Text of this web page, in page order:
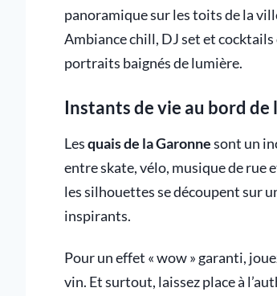
panoramique sur les toits de la
Ambiance chill, DJ set et
portraits baignés de lumière.
Instants de vie au bord de
Lesquais de la Garonnesont un
entre skate, vélo, musique de rue
les silhouettes se découpent sur
inspirants.
Pour un effet « wow » garanti,
vin. Et surtout, laissez place à